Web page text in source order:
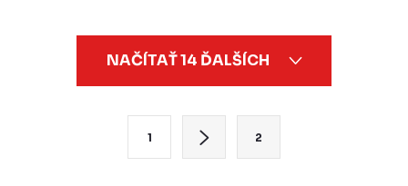
NAČÍTAŤ 14 ĎALŠÍCH
1 2